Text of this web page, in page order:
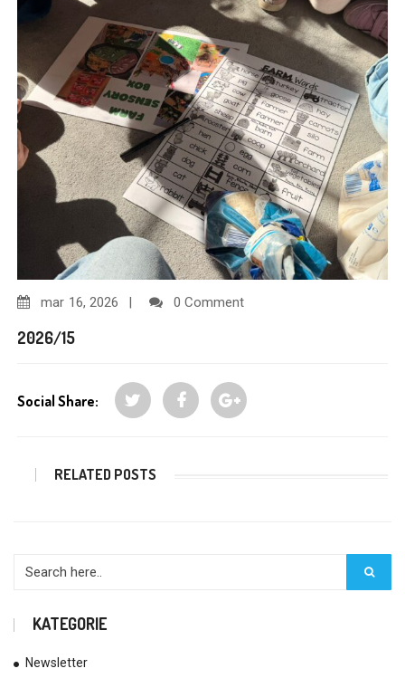
mar 16, 2026 0 Comment
2026/15
Social Share:
RELATED POSTS
KATEGORIE
Newsletter